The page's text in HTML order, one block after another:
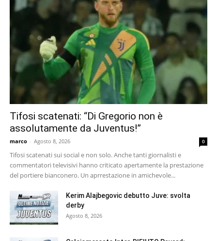
Tifosi scatenati: “Di Gregorio non è
assolutamente da Juventus!”
marco - Agosto 8, 2026 0
Tifosi scatenati sui social e non solo. Anche tanti giornalisti e
commentatori televisivi hanno criticato apertamente la prestazione
del portiere bianconero. Un aprrestazione in amichevole...
Kerim Alajbegovic debutto Juve: svolta
derby
Agosto 8, 2026